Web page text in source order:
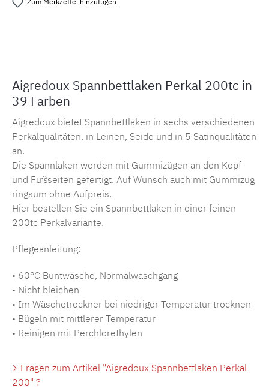
Aigredoux Spannbettlaken Perkal 200tc in
39 Farben
Aigredoux bietet Spannbettlaken in sechs verschiedenen
Perkalqualitäten, in Leinen, Seide und in 5 Satinqualitäten
an.
Die Spannlaken werden mit Gummizügen an den Kopf-
und Fußseiten gefertigt. Auf Wunsch auch mit Gummizug
ringsum ohne Aufpreis.
Hier bestellen Sie ein Spannbettlaken in einer feinen
200tc Perkalvariante.
Pflegeanleitung:
• 60°C Buntwäsche, Normalwaschgang
• Nicht bleichen
• Im Wäschetrockner bei niedriger Temperatur trocknen
• Bügeln mit mittlerer Temperatur
• Reinigen mit Perchlorethylen
Fragen zum Artikel "Aigredoux Spannbettlaken Perkal
200" ?